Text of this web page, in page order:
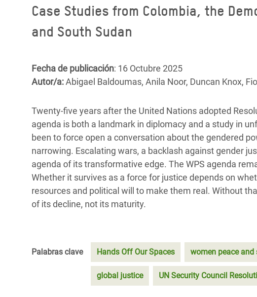
Inequality and Rights in a
Gender, Rights, and Justice
Crisis
Crisis de
Crisis en Siria
Crisis en
#ActuaPorElClima
Erradiquemos el Sufrimiento Humano que
¡Basta! Acabemos con las violencias contra
mujeres y niñas
ayuda
a
navegación
Case Studies from Colombia, the
and South Sudan
Fecha de publicación: 16 Octubre 2025
Autor/a:Abigael Baldoumas, Anila Noor, Duncan Knox,
Twenty-five years after the United Nations adopted
agenda is both a landmark in diplomacy and a study in
been to force open a conversation about the gendered
narrowing. Escalating wars, a backlash against gender
agenda of its transformative edge. The WPS agenda
Whether it survives as a force for justice depends on
resources and political will to make them real. Without
of its decline, not its maturity.
Palabras clave Hands Off Our Spaces women peace and
global justice UN Security Council